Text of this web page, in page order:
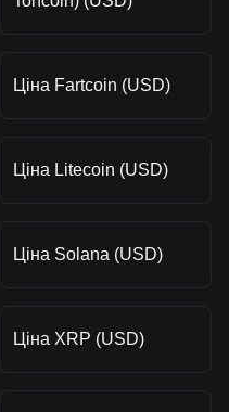
Ціна Fartcoin (USD)
Ціна Litecoin (USD)
Ціна Solana (USD)
Ціна XRP (USD)